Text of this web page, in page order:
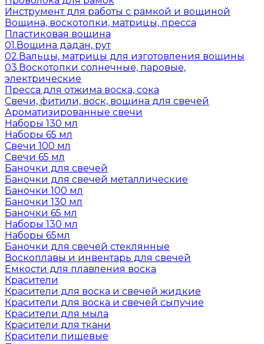
Инструмент для работы с рамкой и вощиной
Вощина, воскотопки, матрицы, пресса
Пластиковая вощина
01.Вощина дадан, рут
02.Вальцы, матрицы для изготовления вощины
03.Воскотопки солнечные, паровые,
электрические
Пресса для отжима воска, сока
Свечи, фитили, воск, вощина для свечей
Ароматизированные свечи
Наборы 130 мл
Наборы 65 мл
Свечи 100 мл
Свечи 65 мл
Баночки для свечей
Баночки для свечей металлические
Баночки 100 мл
Баночки 130 мл
Баночки 65 мл
Наборы 130 мл
Наборы 65мл
Баночки для свечей стеклянные
Воскоплавы и инвентарь для свечей
Емкости для плавления воска
Красители
Красители для воска и свечей жидкие
Красители для воска и свечей сыпучие
Красители для мыла
Красители для ткани
Красители пищевые